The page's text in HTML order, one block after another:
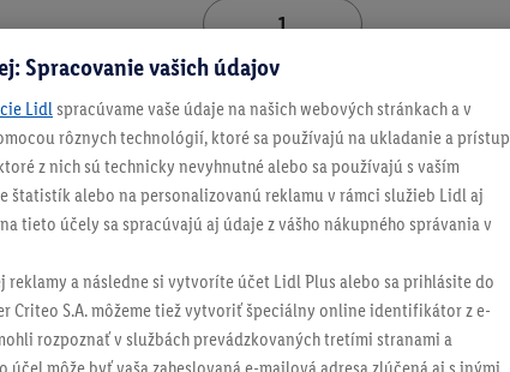
Číslo produktu:
Spracovanie vašich údajov
Lidl spracúvame vaše údaje na našich webových stránkach a v
rôznych technológií, ktoré sa používajú na ukladanie a prístup
z nich sú technicky nevyhnutné alebo sa používajú s vaším
štatistík alebo na personalizovanú reklamu v rámci služieb Lidl aj
tieto účely sa spracúvajú aj údaje z vášho nákupného správania v
a následne si vytvoríte účet Lidl Plus alebo sa prihlásite do
Criteo S.A. môžeme tiež vytvoriť špeciálny online identifikátor z e-
rozpoznať v službách prevádzkovaných tretími stranami a